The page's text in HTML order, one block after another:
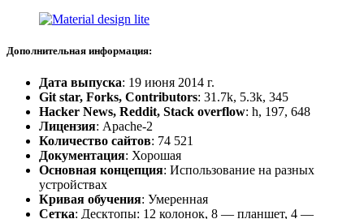
Дополнительная информация:
Дата выпуска: 19 июня 2014 г.
Git star, Forks, Contributors: 31.7k, 5.3k, 345
Hacker News, Reddit, Stack overflow: h, 197, 648
Лицензия: Apache-2
Количество сайтов: 74 521
Документация: Хорошая
Основная концепция: Использование на разных
устройствах
Кривая обучения: Умеренная
Сетка: Десктопы: 12 колонок, 8 — планшет, 4 —